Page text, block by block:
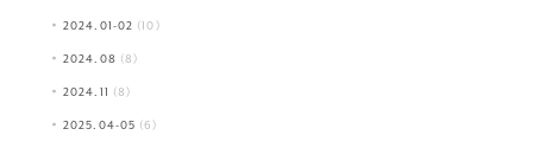
2024.01-02 (10)
2024.08 (8)
2024.11 (8)
2025.04-05 (6)